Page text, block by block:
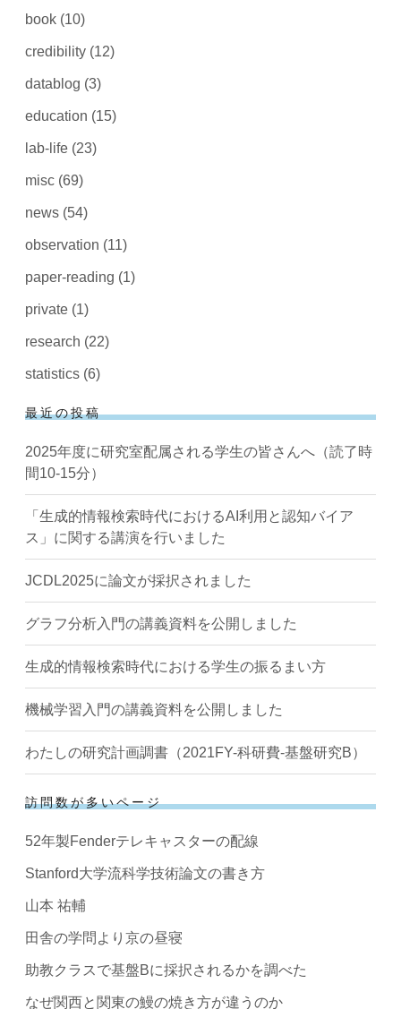
book (10)
credibility (12)
datablog (3)
education (15)
lab-life (23)
misc (69)
news (54)
observation (11)
paper-reading (1)
private (1)
research (22)
statistics (6)
最近の投稿
2025年度に研究室配属される学生の皆さんへ（読了時
間10-15分）
「生成的情報検索時代におけるAI利用と認知バイア
ス」に関する講演を行いました
JCDL2025に論文が採択されました
グラフ分析入門の講義資料を公開しました
生成的情報検索時代における学生の振るまい方
機械学習入門の講義資料を公開しました
わたしの研究計画調書（2021FY-科研費-基盤研究B）
訪問数が多いページ
52年製Fenderテレキャスターの配線
Stanford大学流科学技術論文の書き方
山本 祐輔
田舎の学問より京の昼寝
助教クラスで基盤Bに採択されるかを調べた
なぜ関西と関東の鰻の焼き方が違うのか